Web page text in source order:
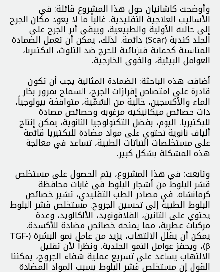
وأوضحت كاشانيان حول هذا المشروع قائلة: في
الأساليب العلاجية التقليدية، غالباً ما لا يعود مكان الجرح
إلى حالته الأولية والطبيعية، ويبقى أثر الجرح على
الجلد كندبة (Scar) دائمة. لذلك، يمكن أن تعمل الضمادة
المناسبة كحماية فيزيائية للجرح ضد التلوث، البكتيريا،
العوامل البيئية، والقوى الخارجية.
أضافت هذه الباحثة: الضمادة المثالية يجب أن تكون
قادرة على امتصاص إفرازات الجرح، السماح بمرور بخار
الماء والأكسجين، خالية من السُمّية، متوافقة بيولوجياً،
ذات خصائص ميكانيكية مرغوبة وخصائص مضادة
للبكتيريا. اليوم، بفضل التكنولوجيا النانوية، يمكن إنتاج
ألياف نانوية تحتوي على مواد مضادة للبكتيريا قائمة
على مستخلصات النباتات الطبية، تساعد في معالجة
هذه المشكلة بشكل كبير.
وتابعت: في هذا المشروع، يتم الحصول على مستخلص
قشر البلوط من أشجار البلوط في غابات محافظة
كرمانشاه. في مصادر الطب التقليدي، تشير خصائص
البلوط الطبية إلى تحسين الجروح. مستخلص قشر البلوط
يحتوي على التانين، الفلافونويد، الألكالويد، وعدة
مركبات عطرية، مما يمنحه خصائص مضادة للأكسدة.
يمكن أن يقلل الالتهاب، يزيد من عامل نمو البشرة (TGF-
β)، ويحفز عوامل النمو الجلدية. ونظراً لأن تقليل
الالتهاب يساعد على تسريع عملية شفاء الجروح، يمكننا
القول إن مستخلص قشر البلوط بسبب المواد المضادة